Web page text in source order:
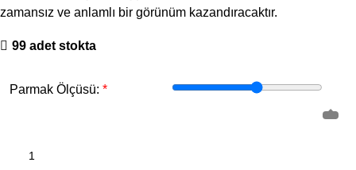
zamansız ve anlamlı bir görünüm kazandıracaktır.
99 adet stokta
Parmak Ölçüsü: *